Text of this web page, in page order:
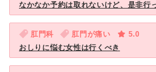
なかなか予約は取れないけど、是非行
肛門科 肛門が痛い
5.0
おしりに悩む女性は行くべき